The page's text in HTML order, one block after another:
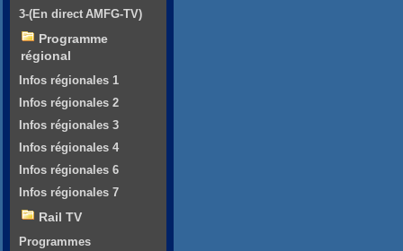
3-(En direct AMFG-TV)
Programme
régional
Infos régionales 1
Infos régionales 2
Infos régionales 3
Infos régionales 4
Infos régionales 6
Infos régionales 7
Rail TV
Programmes